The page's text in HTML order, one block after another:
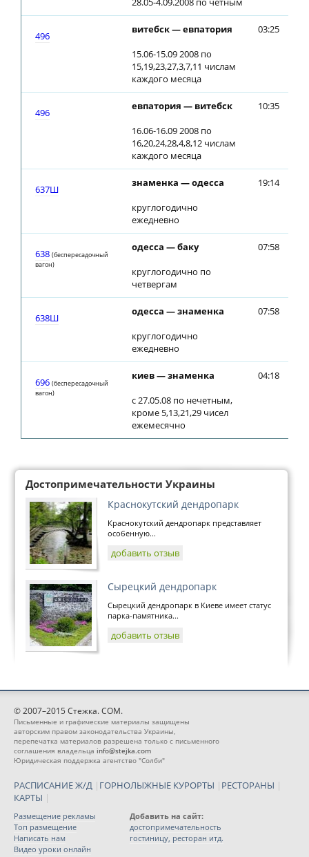
496
витебск — евпатория
15.06-15.09 2008 по
15,19,23,27,3,7,11 числам
каждого месяца
03:25
496
евпатория — витебск
16.06-16.09 2008 по
16,20,24,28,4,8,12 числам
каждого месяца
10:35
637Ш
знаменка — одесса
круглогодично
ежедневно
19:14
638 (беспересадочный
вагон)
одесса — баку
круглогодично по
четвергам
07:58
638Ш
одесса — знаменка
круглогодично
ежедневно
07:58
696 (беспересадочный
вагон)
киев — знаменка
с 27.05.08 по нечетным,
кроме 5,13,21,29 чисел
ежемесячно
04:18
Достопримечательности Украины
Краснокутский дендропарк
Краснокутский дендропарк представляет
особенную...
добавить отзыв
Сырецкий дендропарк
Сырецкий дендропарк в Киеве имеет статус
парка-памятника...
добавить отзыв
© 2007–2015 Стежка. COM.
Письменные и графические материалы защищены
авторским правом законодательства Украины,
перепечатка материалов разрешена только с письменного
соглашения владельца info@stejka.com
Юридическая поддержка агентство "Солби"
РАСПИСАНИЕ Ж/Д | ГОРНОЛЫЖНЫЕ КУРОРТЫ | РЕСТОРАНЫ |
КАРТЫ |
Размещение рекламы
Топ размещение
Написать нам
Видео уроки онлайн
Добавить на сайт:
достопримечательность
гостиницу, ресторан итд.